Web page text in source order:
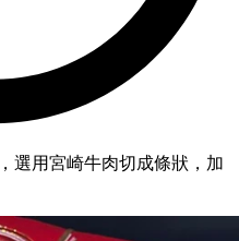
選用宮崎牛肉切成條狀，加